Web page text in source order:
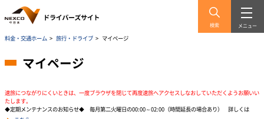
検索 メニュー
料金・交通ホーム > 旅行・ドライブ > マイページ
マイページ
速旅につながりにくいときは、一度ブラウザを閉じて再度速旅へアクセスしなおしていただくようお願いい
たします。
◆定期メンテナンスのお知らせ◆ 毎月第二火曜日の00:00～02:00（時間延長の場合あり） 詳しくは